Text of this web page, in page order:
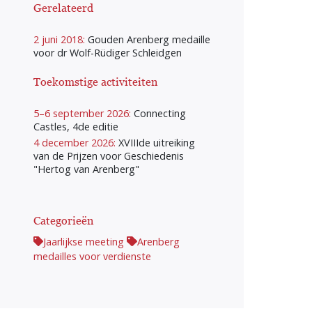
Gerelateerd
2 juni 2018: Gouden Arenberg medaille
voor dr Wolf-Rüdiger Schleidgen
Toekomstige activiteiten
5–6 september 2026: Connecting
Castles, 4de editie
4 december 2026: XVIIIde uitreiking
van de Prijzen voor Geschiedenis
"Hertog van Arenberg"
Categorieën
Jaarlijkse meeting
Arenberg
medailles voor verdienste